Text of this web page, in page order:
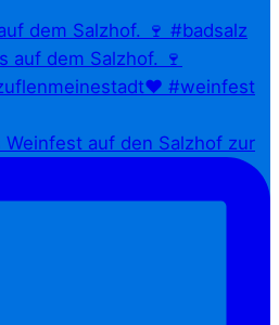
dem Salzhof. 🍷 #badsalz
auf den Salzhof zur